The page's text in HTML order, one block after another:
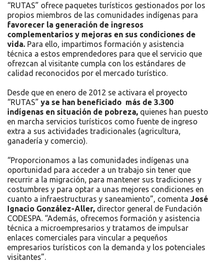
“RUTAS” ofrece paquetes turísticos gestionados por los
propios miembros de las comunidades indígenas para
favorecer la generación de ingresos
complementarios y mejoras en sus condiciones de
vida. Para ello, impartimos formación y asistencia
técnica a estos emprendedores para que el servicio que
ofrezcan al visitante cumpla con los estándares de
calidad reconocidos por el mercado turístico.
Desde que en enero de 2012 se activara el proyecto
“RUTAS” ya se han beneficiado más de 3.300
indígenas en situación de pobreza, quienes han puesto
en marcha servicios turísticos como fuente de ingreso
extra a sus actividades tradicionales (agricultura,
ganadería y comercio).
“Proporcionamos a las comunidades indígenas una
oportunidad para acceder a un trabajo sin tener que
recurrir a la migración, para mantener sus tradiciones y
costumbres y para optar a unas mejores condiciones en
cuanto a infraestructuras y saneamiento”, comenta José
Ignacio González-Aller, director general de Fundación
CODESPA. “Además, ofrecemos formación y asistencia
técnica a microempresarios y tratamos de impulsar
enlaces comerciales para vincular a pequeños
empresarios turísticos con la demanda y los potenciales
visitantes”.